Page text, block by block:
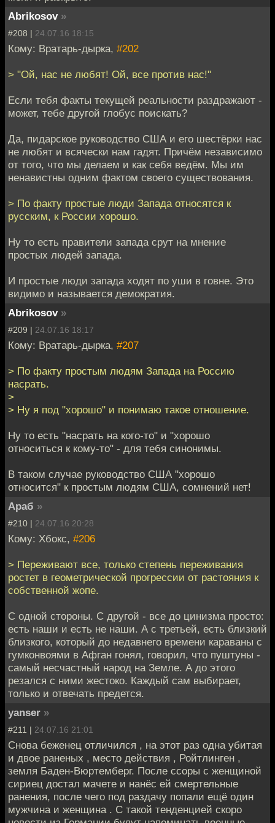
Abrikosov »
#208 | 24.07.16 18:15
Кому: Вратарь-дырка, #202
> "Ой, нас не любят! Ой, все против нас!"
Если тебя факты текущей реальности раздражают -
может, тебе другой глобус поискать?
Да, пидарское руководство США и его шестёрки нас
не любят и всячески нам гадят. Причём независимо
от того, что мы делаем и как себя ведём. Мы им
ненавистны одним фактом своего существования.
> По факту простые люди Запада относятся к
русским, к России хорошо.
Ну то есть правители запада срут на мнение
простых людей запада.
И простые люди запада ходят по уши в говне. Это
видимо и называется демократия.
Abrikosov »
#209 | 24.07.16 18:17
Кому: Вратарь-дырка, #207
> По факту простым людям Запада на Россию
насрать.
>
> Ну я под "хорошо" и понимаю такое отношение.
Ну то есть "насрать на кого-то" и "хорошо
относиться к кому-то" - для тебя синонимы.
В таком случае руководство США "хорошо
относится" к простым людям США, сомнений нет!
Араб »
#210 | 24.07.16 20:28
Кому: Хбокс, #206
> Переживают все, только степень переживания
ростет в геометрической прогрессии от растояния к
собственной жопе.
С одной стороны. С другой - все до цинизма просто:
есть наши и есть не наши. А с третьей, есть близкий
близкого, который до недавнего времени караваны с
гумконвоями в Афган гонял, говорил, что пуштуны -
самый несчастный народ на Земле. А до этого
резался с ними жестоко. Каждый сам выбирает,
только и отвечать предется.
yanser »
#211 | 24.07.16 21:01
Снова беженец отличился , на этот раз одна убитая
и двое раненых , место действия , Ройтлинген ,
земля Баден-Вюртемберг. После ссоры с женщиной
сириец достал мачете и нанёс ей смертельные
ранения, после чего под раздачу попали ещё один
мужчина и женщина . С такой тенденцией скоро